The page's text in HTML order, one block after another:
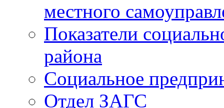
местного
Показатели
района
Социальное
Отдел ЗАГС